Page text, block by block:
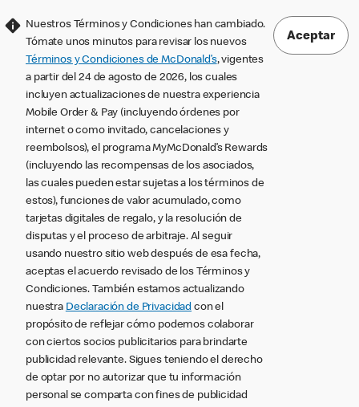
Nuestros Términos y Condiciones han cambiado.
Tómate unos minutos para revisar los nuevos
Términos y Condiciones de McDonald’s, vigentes
a partir del 24 de agosto de 2026, los cuales
incluyen actualizaciones de nuestra experiencia
Mobile Order & Pay (incluyendo órdenes por
internet o como invitado, cancelaciones y
reembolsos), el programa MyMcDonald’s Rewards
(incluyendo las recompensas de los asociados,
las cuales pueden estar sujetas a los términos de
estos), funciones de valor acumulado, como
tarjetas digitales de regalo, y la resolución de
disputas y el proceso de arbitraje. Al seguir
usando nuestro sitio web después de esa fecha,
aceptas el acuerdo revisado de los Términos y
Condiciones. También estamos actualizando
nuestra Declaración de Privacidad con el
propósito de reflejar cómo podemos colaborar
con ciertos socios publicitarios para brindarte
publicidad relevante. Sigues teniendo el derecho
de optar por no autorizar que tu información
personal se comparta con fines de publicidad
Aceptar